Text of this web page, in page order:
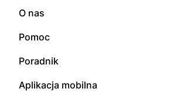
O nas
Pomoc
Poradnik
Aplikacja mobilna